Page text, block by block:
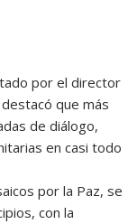
por el director
que más
de diálogo,
en casi todo
por la Paz, se
con la